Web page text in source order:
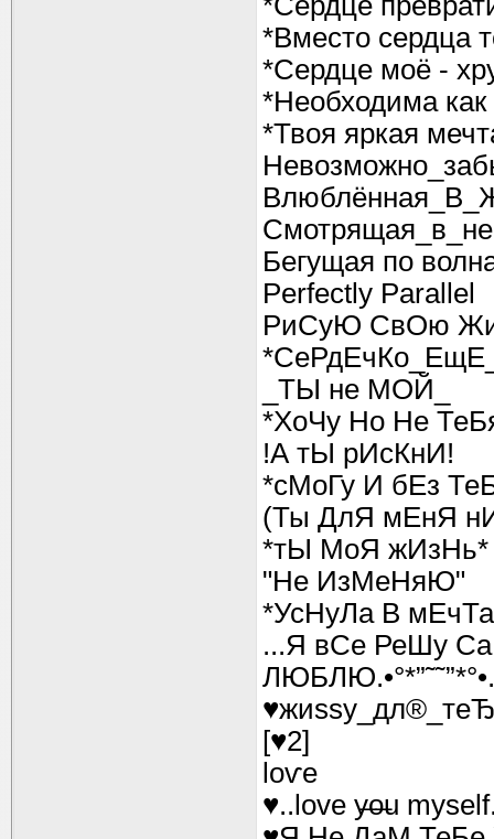
*Вместо сердца
*Сердце моё -
*Необходима как
*Твоя яркая
Бегущая по
Perfectly Parallel
РиСуЮ СвОю
_ТЫ не МОЙ_
*ХоЧу Но Не
!А тЫ рИсКнИ!
*сМоГу И бЕз
(Ты ДлЯ мЕнЯ
*тЫ МоЯ жИзНь*
"Не ИзМеНяЮ"
*УсНуЛа В
...Я вСе РеШу
[♥2]
loѵe
♥..love y̶o̶u